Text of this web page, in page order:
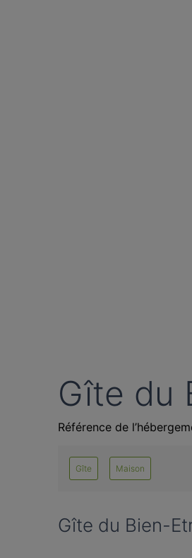
Gîte du
Référence de
Gîte Maison
Gîte du Bien-